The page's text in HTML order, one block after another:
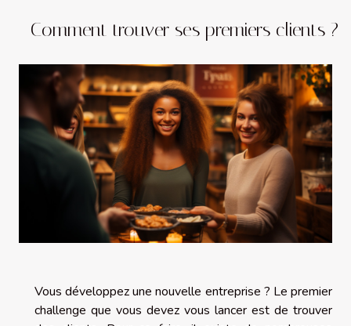
Comment trouver ses premiers clients ?
Vous développez une nouvelle entreprise ? Le premier
challenge que vous devez vous lancer est de trouver